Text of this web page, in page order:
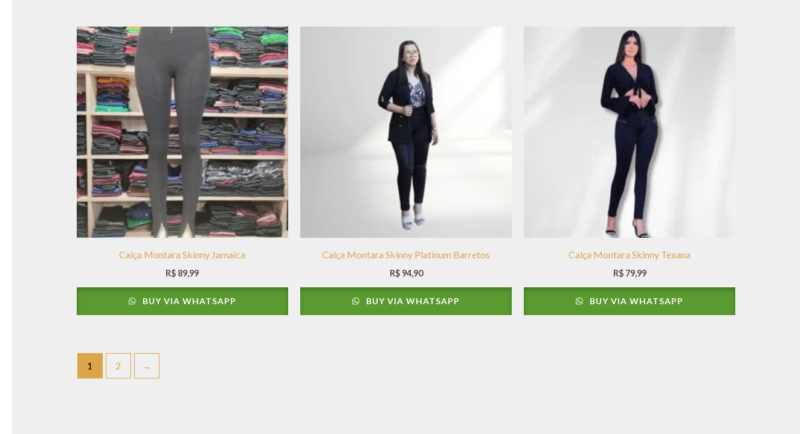
Calça Montara Skinny Jamaica
R$ 89,99
BUY VIA WHATSAPP
Calça Montara Skinny Platinum Barretos
R$94,90
BUY VIA WHATSAPP
Calça Montara Skinny Texana
R$79,99
BUY VIA WHATSAPP
1 2 →